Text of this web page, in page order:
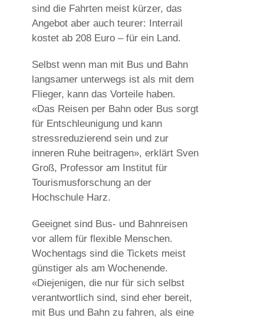
sind die Fahrten meist kürzer, das
Angebot aber auch teurer: Interrail
kostet ab 208 Euro – für ein Land.
Selbst wenn man mit Bus und Bahn
langsamer unterwegs ist als mit dem
Flieger, kann das Vorteile haben.
«Das Reisen per Bahn oder Bus sorgt
für Entschleunigung und kann
stressreduzierend sein und zur
inneren Ruhe beitragen», erklärt Sven
Groß, Professor am Institut für
Tourismusforschung an der
Hochschule Harz.
Geeignet sind Bus- und Bahnreisen
vor allem für flexible Menschen.
Wochentags sind die Tickets meist
günstiger als am Wochenende.
«Diejenigen, die nur für sich selbst
verantwortlich sind, sind eher bereit,
mit Bus und Bahn zu fahren, als eine